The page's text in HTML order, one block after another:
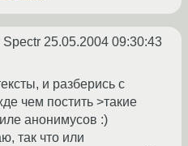
Spectr 25.05.2004 09:30:43
и разберись с
чем постить >такие
анонимусов :)
так что или